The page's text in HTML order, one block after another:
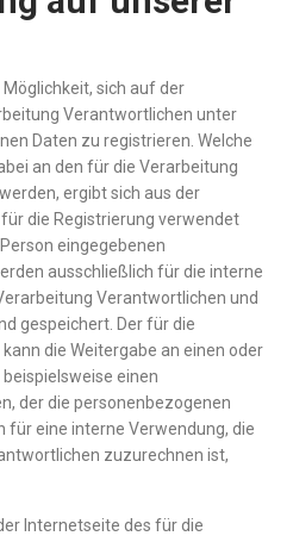
sich auf der
Verantwortlichen unter
Daten zu registrieren. Welche
an den für die Verarbeitung
ergibt sich aus der
die Registrierung verwendet
eingegebenen
ausschließlich für die interne
Verantwortlichen und
gespeichert. Der für die
die Weitergabe an einen oder
einen
der die personenbezogenen
für eine interne Verwendung, die
zuzurechnen ist,
Internetseite des für die